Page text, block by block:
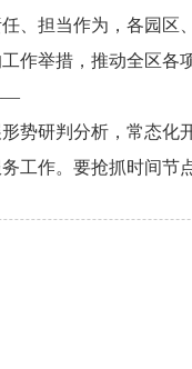
、担当作为，各园区
作举措，推动全区各
势研判分析，常态化
工作。要抢抓时间节